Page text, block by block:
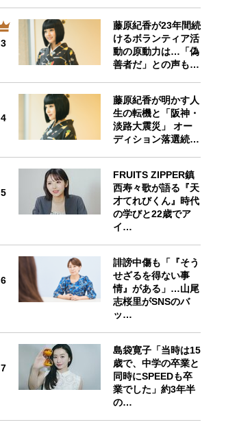
親になるということ
3
藤原紀香が23年間続
けるボランティア活
動の原動力は…「偽
善者だ」との声も…
4
藤原紀香が明かす人
生の転機と「阪神・
淡路大震災」 オー
ディション落選続…
5
FRUITS ZIPPER鎮
西寿々歌が語る『天
才てれびくん』時代
の学びと22歳でア
イ…
6
誹謗中傷も「『そう
せざるを得ない事
情』がある」…山尾
志桜里がSNSのバ
ッ…
7
島袋寛子「当時は15
歳で、中学の卒業と
同時にSPEEDも卒
業でした」約3年半
の…